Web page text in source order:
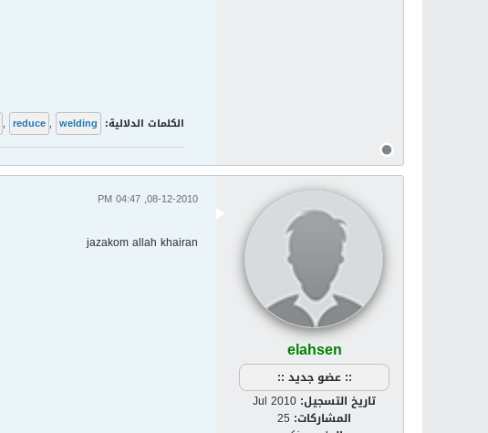
الكلمات الدلالية: , reduce , welding
elahsen
:: عضو جديد ::
تاريخ التسجيل: Jul 2010
المشاركات: 25
08-12-2010, 04:47 PM
jazakom allah khairan